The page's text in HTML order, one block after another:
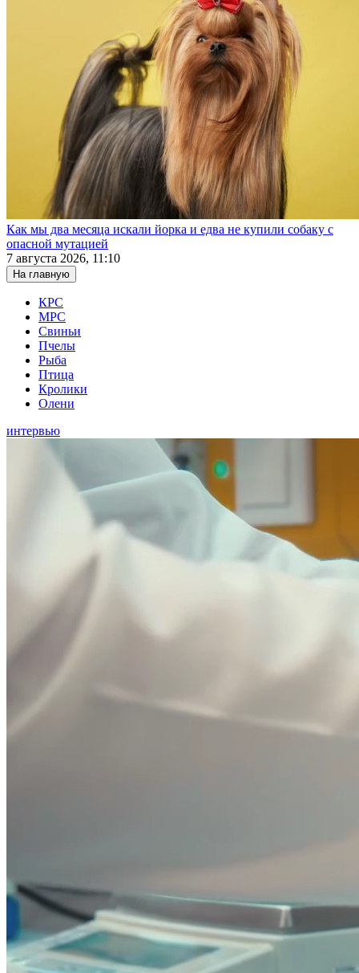
Как мы два месяца искали йорка и едва не купили собаку с
опасной мутацией
7 августа 2026, 11:10
На главную
КРС
МРС
Свиньи
Пчелы
Рыба
Птица
Кролики
Олени
интервью